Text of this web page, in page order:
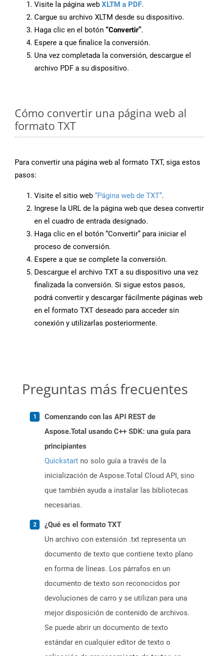
Visite la página web XLTM a PDF.
Cargue su archivo XLTM desde su dispositivo.
Haga clic en el botón “Convertir”.
Espere a que finalice la conversión.
Una vez completada la conversión, descargue el
archivo PDF a su dispositivo.
Cómo convertir una página web al
formato TXT
Para convertir una página web al formato TXT, siga estos
pasos:
Visite el sitio web “Página web de TXT”.
Ingrese la URL de la página web que desea convertir
en el cuadro de entrada designado.
Haga clic en el botón “Convertir” para iniciar el
proceso de conversión.
Espere a que se complete la conversión.
Descargue el archivo TXT a su dispositivo una vez
finalizada la conversión. Si sigue estos pasos,
podrá convertir y descargar fácilmente páginas web
en el formato TXT deseado para acceder sin
conexión y utilizarlas posteriormente.
Preguntas más frecuentes
Comenzando con las API REST de
Aspose.Total usando C++ SDK: una guía para
principiantes
Quickstart no solo guía a través de la
inicialización de Aspose.Total Cloud API, sino
que también ayuda a instalar las bibliotecas
necesarias.
¿Qué es el formato TXT
Un archivo con extensión .txt representa un
documento de texto que contiene texto plano
en forma de líneas. Los párrafos en un
documento de texto son reconocidos por
devoluciones de carro y se utilizan para una
mejor disposición de contenido de archivos.
Se puede abrir un documento de texto
estándar en cualquier editor de texto o